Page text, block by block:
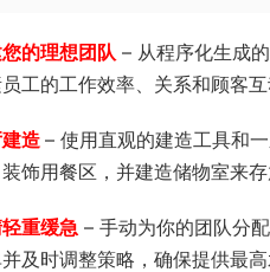
的理想团队 – 从程序化生成
工的工作效率、关系和顾客
造 – 使用直观的建造工具和
饰用餐区，并建造储物室来存
重缓急 – 手动为你的团队分
及时调整策略，确保提供最高